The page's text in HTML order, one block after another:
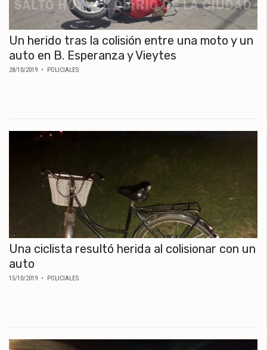
Un herido tras la colisión entre una moto y un
auto en B. Esperanza y Vieytes
28/10/2019 • POLICIALES
Una ciclista resultó herida al colisionar con un
auto
15/10/2019 • POLICIALES